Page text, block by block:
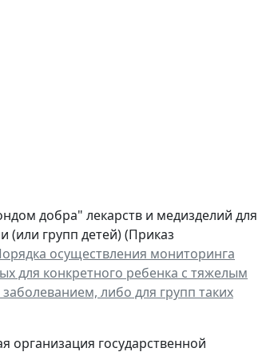
добра" лекарств и медизделий для
групп детей) (Приказ
осуществления мониторинга
для конкретного ребенка с тяжелым
либо для групп таких
организация государственной